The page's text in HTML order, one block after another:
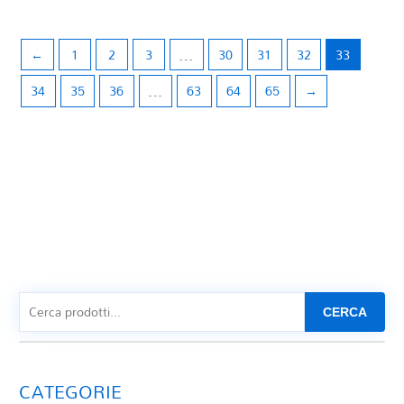
DUSSEK F. X. (trascr. F. Iaccarino)
DVORAK A. (trascr. S. Conzatti)
ELGAR E. (arr. E. Silvano)
ELLINGTON D. (V. Correnti)
Fernàndez Perez J. M.
FERRERO B. A.
FILOSO E.
FRAIOLI A.
G. CARANNANTE - M. LUCCI
← 1 2 3 … 30 31 32
33
34
35 36 … 63 64 65 →
CERCA
CATEGORIE